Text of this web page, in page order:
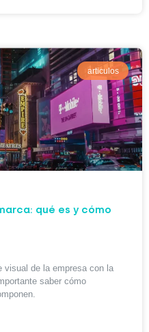
articulos
qué es y cómo
visual de la empresa con la
saber cómo